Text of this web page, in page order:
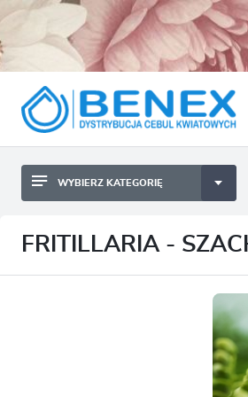
BYLINY SADZONKI BULWY
CEBULKI I SADZONKI WARZYW
SADZONKI TRAW OZDOBNYCH
WYBIERZ KATEGORIĘ
CEBULKI I SADZONKI WARZYW
FRITILLARIA -